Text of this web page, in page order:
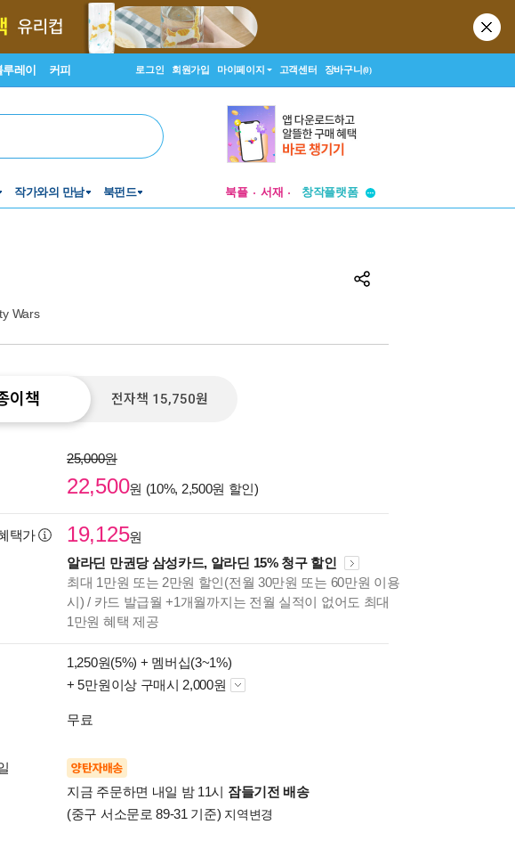
루레이 커피 로그인 회원가입 마이페이지 고객센터 장바구니(0)
작가와의 만남 북펀드 북플 서재
창작플랫폼
Wars
이책 전자책 15,750원
25,000원
22,500원 (10%, 2,500원 할인)
택가 19,125원
알라딘 만권당 삼성카드, 알라딘 15% 청구 할인
최대 1만원 또는 2만원 할인(전월 30만원 또는 60만원 이용
시) / 카드 발급월 +1개월까지는 전월 실적이 없어도 최대
1만원 혜택 제공
1,250원(5%) + 멤버십(3~1%)
+ 5만원이상 구매시 2,000원
무료
양탄자배송
지금 주문하면 내일 밤 11시 잠들기전 배송
(중구 서소문로 89-31 기준) 지역변경